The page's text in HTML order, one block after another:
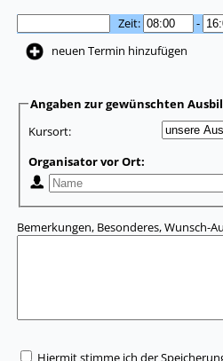
Zeit:
-
neuen Termin hinzufügen
Angaben zur gewünschten
Kursort:
Organisator vor Ort:
Bemerkungen, Besonderes, Wunsch-
Hiermit stimme ich der